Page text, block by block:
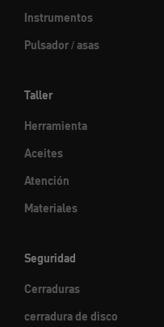
Instrumentos
Pulsador / asas
Taller
Herramienta
Aceites
Atención
Materiales
Seguridad
Cerraduras
cerradura de disco